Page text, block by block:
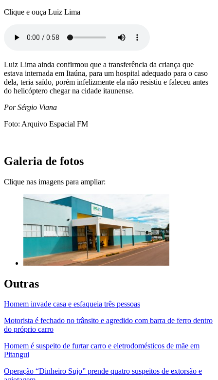
Clique e ouça Luiz Lima
Luiz Lima ainda confirmou que a transferência da criança que
estava internada em Itaúna, para um hospital adequado para o caso
dela, teria saído, porém infelizmente ela não resistiu e faleceu antes
do helicóptero chegar na cidade itaunense.
Por Sérgio Viana
Foto: Arquivo Espacial FM
Galeria de fotos
Clique nas imagens para ampliar:
Outras
Homem invade casa e esfaqueia três pessoas
Motorista é fechado no trânsito e agredido com barra de ferro dentro
do próprio carro
Homem é suspeito de furtar carro e eletrodomésticos de mãe em
Pitangui
Operação “Dinheiro Sujo” prende quatro suspeitos de extorsão e